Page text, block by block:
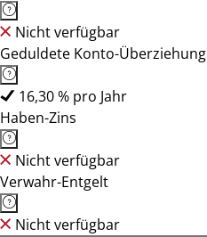
Nicht verfügbar
Geduldete Konto-Überziehung
16,30 % pro Jahr
Haben-Zins
Nicht verfügbar
Verwahr-Entgelt
Nicht verfügbar